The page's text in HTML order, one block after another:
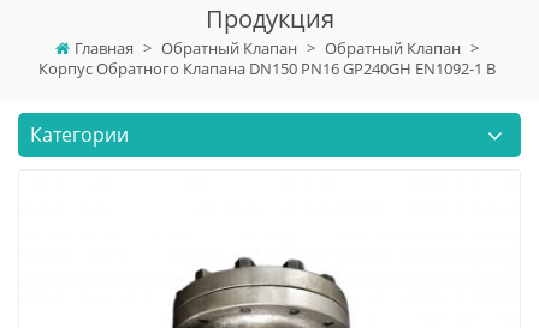
Продукция
Главная > Обратный Клапан > Обратный Клапан >
Корпус Обратного Клапана DN150 PN16 GP240GH EN1092-1 B
Категории